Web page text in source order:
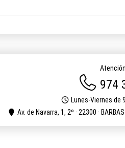
974
Lunes-Viernes de
Av. de Navarra, 1, 2º · 22300 ·